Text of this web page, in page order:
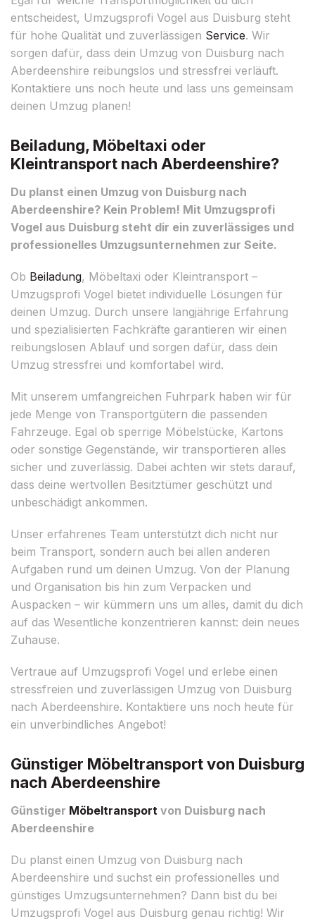
entscheidest, Umzugsprofi Vogel aus Duisburg steht
für hohe Qualität und zuverlässigen Service. Wir
sorgen dafür, dass dein Umzug von Duisburg nach
Aberdeenshire reibungslos und stressfrei verläuft.
Kontaktiere uns noch heute und lass uns gemeinsam
deinen Umzug planen!
Beiladung, Möbeltaxi oder
Kleintransport nach Aberdeenshire?
Du planst einen Umzug von Duisburg nach
Aberdeenshire? Kein Problem! Mit Umzugsprofi
Vogel aus Duisburg steht dir ein zuverlässiges und
professionelles Umzugsunternehmen zur Seite.
Ob Beiladung, Möbeltaxi oder Kleintransport –
Umzugsprofi Vogel bietet individuelle Lösungen für
deinen Umzug. Durch unsere langjährige Erfahrung
und spezialisierten Fachkräfte garantieren wir einen
reibungslosen Ablauf und sorgen dafür, dass dein
Umzug stressfrei und komfortabel wird.
Mit unserem umfangreichen Fuhrpark haben wir für
jede Menge von Transportgütern die passenden
Fahrzeuge. Egal ob sperrige Möbelstücke, Kartons
oder sonstige Gegenstände, wir transportieren alles
sicher und zuverlässig. Dabei achten wir stets darauf,
dass deine wertvollen Besitztümer geschützt und
unbeschädigt ankommen.
Unser erfahrenes Team unterstützt dich nicht nur
beim Transport, sondern auch bei allen anderen
Aufgaben rund um deinen Umzug. Von der Planung
und Organisation bis hin zum Verpacken und
Auspacken – wir kümmern uns um alles, damit du dich
auf das Wesentliche konzentrieren kannst: dein neues
Zuhause.
Vertraue auf Umzugsprofi Vogel und erlebe einen
stressfreien und zuverlässigen Umzug von Duisburg
nach Aberdeenshire. Kontaktiere uns noch heute für
ein unverbindliches Angebot!
Günstiger Möbeltransport von Duisburg
nach Aberdeenshire
Günstiger Möbeltransport von Duisburg nach
Aberdeenshire
Du planst einen Umzug von Duisburg nach
Aberdeenshire und suchst ein professionelles und
günstiges Umzugsunternehmen? Dann bist du bei
Umzugsprofi Vogel aus Duisburg genau richtig! Wir